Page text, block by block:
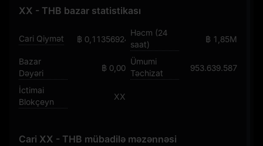
XX - THB bazar statistikası
Cari Qiymət ฿ 0,1135692466573258386
Həcm (24
saat)
฿ 1,85M
Bazar
Dəyəri
฿ 0,00
Ümumi
Təchizat
953.639.587
İctimai
Blokçeyn
XX
Cari XX - THB mübadilə məzənnəsi